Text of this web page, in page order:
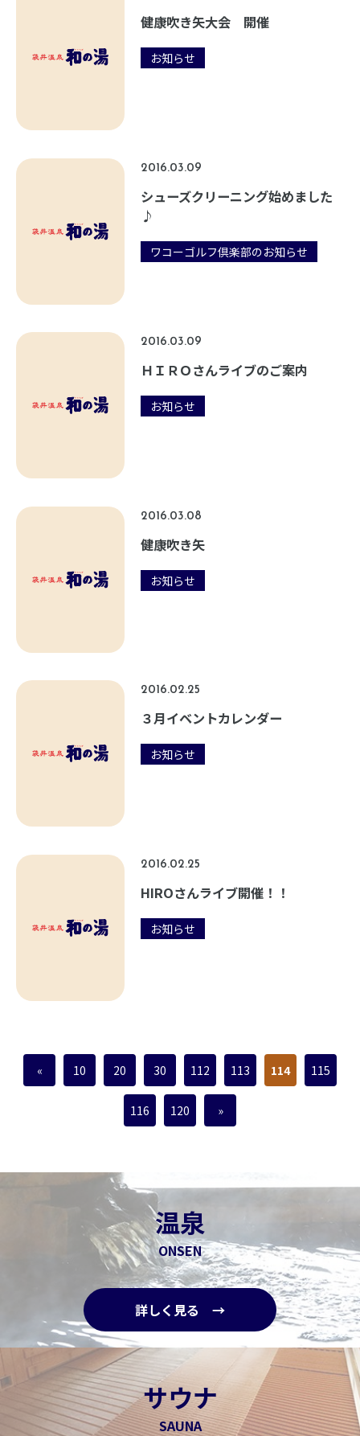
健康吹き矢大会 開催
お知らせ
2016.03.09
シューズクリーニング始めました
♪
ワコーゴルフ倶楽部のお知らせ
2016.03.09
ＨＩＲＯさんライブのご案内
お知らせ
2016.03.08
健康吹き矢
お知らせ
2016.02.25
３月イベントカレンダー
お知らせ
2016.02.25
HIROさんライブ開催！！
お知らせ
« 10 20 30 112 113 114 115
116 120 »
温泉
ONSEN
詳しく見る →
サウナ
SAUNA